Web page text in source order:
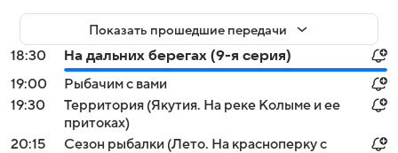
Показать прошедшие передачи
18:30
На дальних берегах (9-я серия)
19:00
Рыбачим с вами
19:30
Территория (Якутия. На реке Колыме и ее
притоках)
20:15
Сезон рыбалки (Лето. На красноперку с